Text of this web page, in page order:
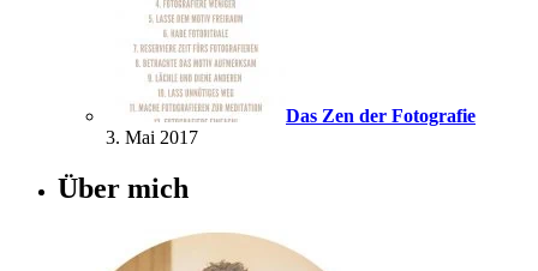
Das Zen der Fotografie
3. Mai 2017
Über mich